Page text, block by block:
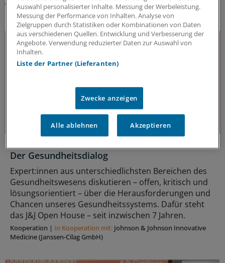
DAS KÖNNTE SIE AUCH INTERESSIEREN
Der Gesundheitsdialog
Expert:innen aus unterschiedlichsten Bereichen des
Gesundheitswesens diskutieren – offen, kritisch und
lösungsorientiert – über die Herausforderungen und
Chancen unseres Gesundheitssystems. Dafür steht
das J&J Open House – seit inzwischen 7 Jahren.
Kooperation | In Kooperation mit: Johnson & Johnson Innovative
Medicine (Janssen-Cilag GmbH)
Auswahl personalisierter Inhalte. Messung der Werbeleistung.
Messung der Performance von Inhalten. Analyse von
Zielgruppen durch Statistiken oder Kombinationen von Daten
aus verschiedenen Quellen. Entwicklung und Verbesserung der
Angebote. Verwendung reduzierter Daten zur Auswahl von
Inhalten.
Liste der Partner (Lieferanten)
Zwecke anzeigen
Alle ablehnen Akzeptieren